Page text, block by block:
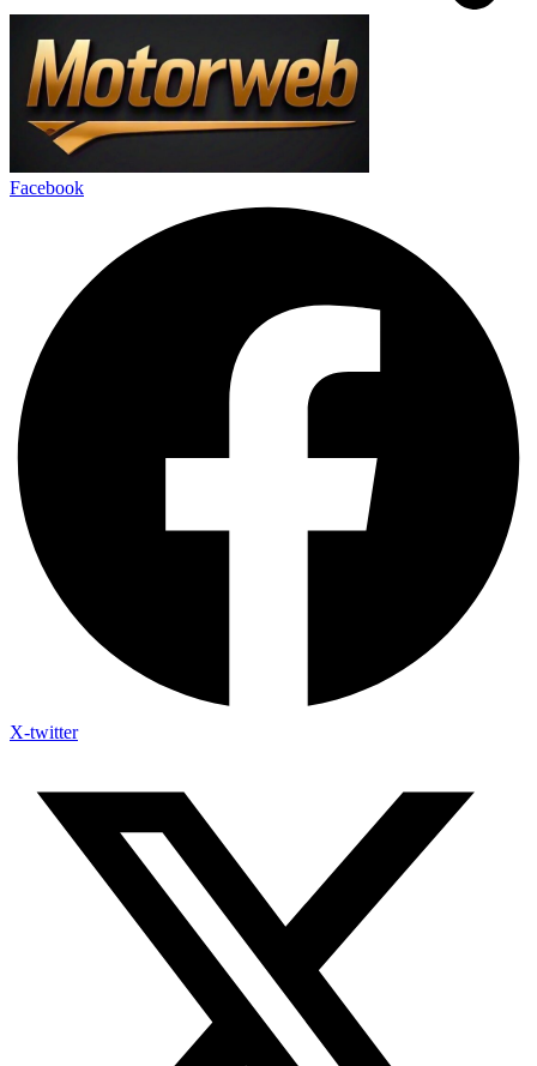
Facebook
X-twitter